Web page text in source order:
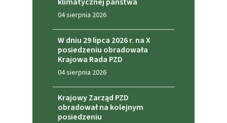
04 sierpnia 2026
W dniu 29 lipca 2026 r. na X
posiedzeniu obradowała
Krajowa Rada PZD
04 sierpnia 2026
Krajowy Zarząd PZD
obradował na kolejnym
posiedzeniu